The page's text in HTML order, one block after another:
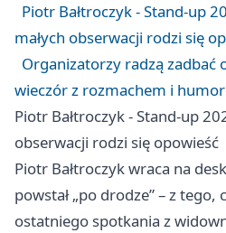
Piotr Bałtroczyk - Stand-up
małych obserwacji rodzi się
Organizatorzy radzą zadbać
wieczór z rozmachem i
Piotr Bałtroczyk - Stand-up
obserwacji rodzi się opowieść
Piotr Bałtroczyk wraca na
powstał „po drodze” – z tego,
ostatniego spotkania z